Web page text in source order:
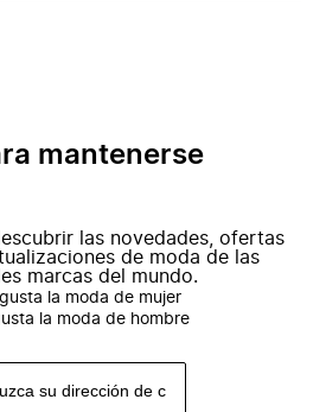
mantenerse
las novedades, ofertas
de moda de las
marcas del mundo.
la moda de mujer
la moda de hombre